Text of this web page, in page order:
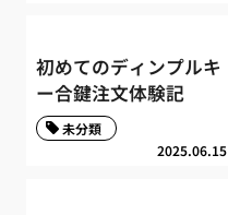
初めてのディンプルキ
ー合鍵注文体験記
2025.06.15
未分類